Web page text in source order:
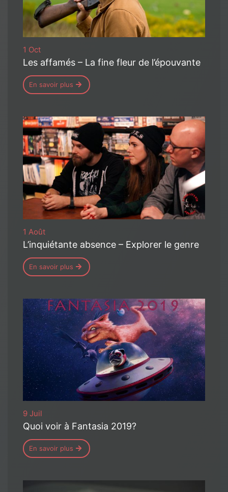
1 Oct
Les affamés – La fine fleur de l’épouvante
En savoir plus
1 Août
L’inquiétante absence – Explorer le genre
En savoir plus
9 Juil
Quoi voir à Fantasia 2019?
En savoir plus